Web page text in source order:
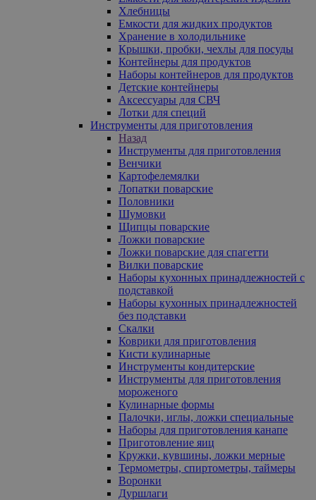
Хлебницы
Емкости для жидких продуктов
Хранение в холодильнике
Крышки, пробки, чехлы для посуды
Контейнеры для продуктов
Наборы контейнеров для продуктов
Детские контейнеры
Аксессуары для СВЧ
Лотки для специй
Инструменты для приготовления
Назад
Инструменты для приготовления
Венчики
Картофелемялки
Лопатки поварские
Половники
Шумовки
Щипцы поварские
Ложки поварские
Ложки поварские для спагетти
Вилки поварские
Наборы кухонных принадлежностей с
подставкой
Наборы кухонных принадлежностей
без подставки
Скалки
Коврики для приготовления
Кисти кулинарные
Инструменты кондитерские
Инструменты для приготовления
мороженого
Кулинарные формы
Палочки, иглы, ложки специальные
Наборы для приготовления канапе
Приготовление яиц
Кружки, кувшины, ложки мерные
Термометры, спиртометры, таймеры
Воронки
Дуршлаги